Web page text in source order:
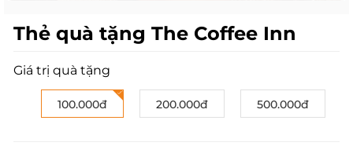
Thẻ quà tặng The Coffee Inn
Giá trị quà tặng
100.000đ 200.000đ 500.000đ